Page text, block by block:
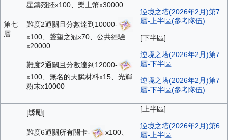
第七
層
星鑄殘胚x100、樂土幣x30000
難度2通關且分數達到10000-
x100、聲望之冠x70、公共經驗
x20000
難度2通關且分數達到12000-
x100、無名的天賦材料x15、光輝
粉末x10000
逆境之塔(2026年2月)第7
層-上半區(參考隊伍)
[下半區]
逆境之塔(2026年2月)第7
層-下半區
逆境之塔(2026年2月)第7
層-下半區(參考隊伍)
[獎勵]
難度6通關所有關卡-
x100、
[上半區]
逆境之塔(2026年2月)第6
層-上半區